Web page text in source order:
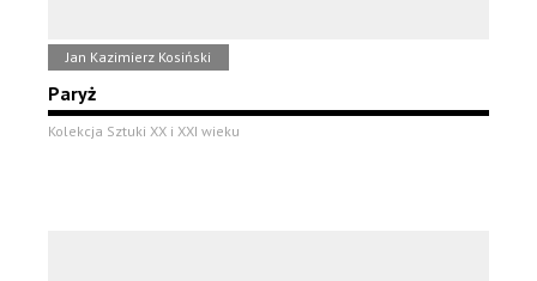
Jan Kazimierz Kosiński
Paryż
Kolekcja Sztuki XX i XXI wieku